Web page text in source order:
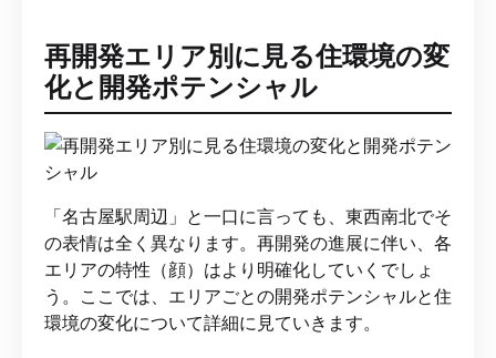
再開発エリア別に見る住環境の変
化と開発ポテンシャル
「名古屋駅周辺」と一口に言っても、東西南北でそ
の表情は全く異なります。再開発の進展に伴い、各
エリアの特性（顔）はより明確化していくでしょ
う。ここでは、エリアごとの開発ポテンシャルと住
環境の変化について詳細に見ていきます。